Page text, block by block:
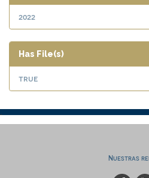
2022
Has File(s)
true
Nuestras